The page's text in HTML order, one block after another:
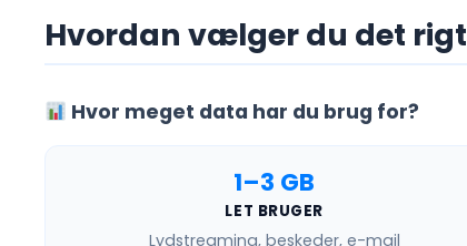
Hvordan vælger du det
Hvor meget data har du brug for?
1–3 GB
LET BRUGER
Lydstreaming, beskeder, e-mail